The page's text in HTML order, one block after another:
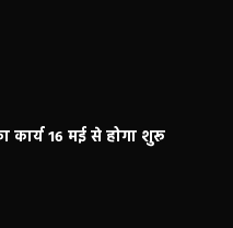
कार्य 16 मई से होगा शुरू